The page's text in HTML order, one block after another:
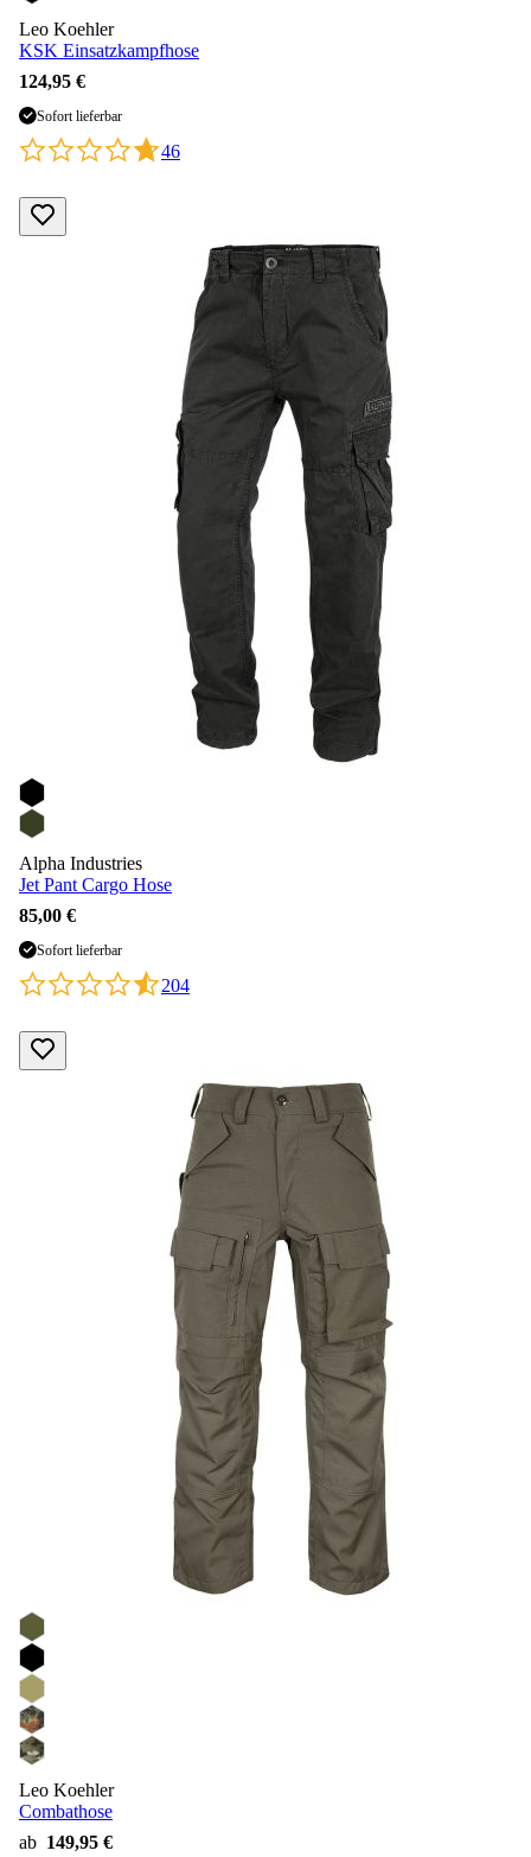
Leo Koehler
KSK Einsatzkampfhose
124,95 €
Sofort lieferbar
46
Alpha Industries
Jet Pant Cargo Hose
85,00 €
Sofort lieferbar
204
Leo Koehler
Combathose
ab 149,95 €